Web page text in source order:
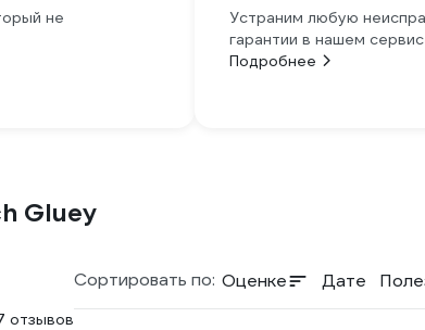
не
Устраним любую
гарантии в нашем
Подробнее
Gluey
отзывов
Сортировать по: Оценке Дате